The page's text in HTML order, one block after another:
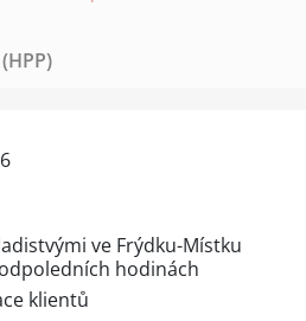
ve Frýdku-Místku
hodinách
klientů